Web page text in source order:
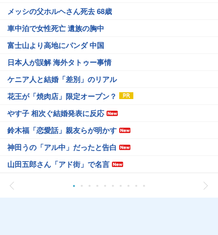
メッシの父ホルヘさん死去 68歳
車中泊で女性死亡 遺族の胸中
富士山より高地にパンダ 中国
日本人が誤解 海外タトゥー事情
ケニア人と結婚「差別」のリアル
花王が「焼肉店」限定オープン？
やす子 相次ぐ結婚発表に反応
鈴木福「恋愛話」親友らが明かす
神田うの「アル中」だったと告白
山田五郎さん「アド街」で名言